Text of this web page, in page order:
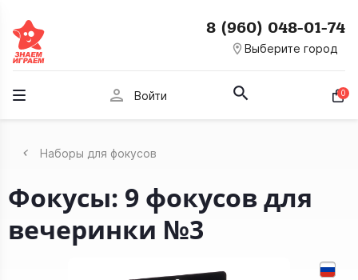
room Выберите город
8 (960) 048-01-74
person Войти 0
Наборы для фокусов
Фокусы: 9 фокусов для
вечеринки №3